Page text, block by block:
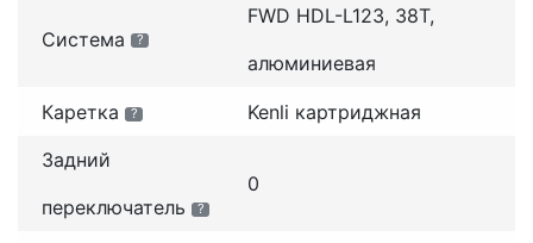
Система ?
FWD HDL-L123, 38T,
алюминиевая
Каретка ?
Kenli картриджная
Задний
переключатель
?
0